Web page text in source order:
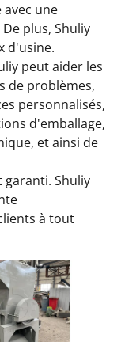
une
plus, Shuliy
d'usine.
peut aider les
de problèmes,
personnalisés,
d'emballage,
et ainsi de
garanti. Shuliy
à tout